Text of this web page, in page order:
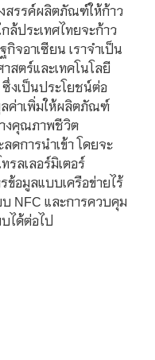
สรรค์ผลิตภัณฑ์ให้ก้าว
ล้ประเทศไทยจะก้าว
จอาเซียน เราจำเป็น
สตร์และเทคโนโลยี
งเป็นประโยชน์ต่อ
ค่าเพิ่มให้ผลิตภัณฑ์
างคุณภาพชีวิต
ดการนำเข้า โดยจะ
รลเลอร์มิเตอร์
ข้อมูลแบบเครือข่ายไร้
NFC และการควบคุม
ได้ต่อไป